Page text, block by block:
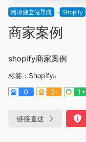
跨境独立站导航 Shopify
商家案例
shopify商家案例
标签： Shopify
0
3- 1+
链接直达